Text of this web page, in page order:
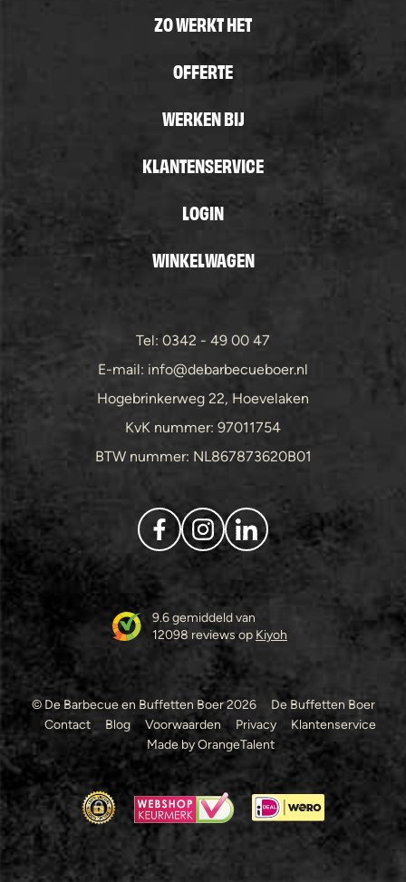
ZO WERKT HET
OFFERTE
WERKEN BIJ
KLANTENSERVICE
LOGIN
WINKELWAGEN
Tel: 0342 - 49 00 47
E-mail: info@debarbecueboer.nl
Hogebrinkerweg 22, Hoevelaken
KvK nummer: 97011754
BTW nummer: NL867873620B01
9.6 gemiddeld van
12098 reviews op Kiyoh
© De Barbecue en Buffetten Boer 2026
De Buffetten Boer
Contact
Blog Voorwaarden Privacy
Klantenservice
Made by OrangeTalent